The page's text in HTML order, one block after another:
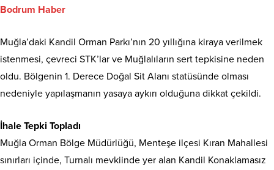
Bodrum Haber
Muğla’daki Kandil Orman Parkı’nın 20 yıllığına kiraya verilmek
istenmesi, çevreci STK’lar ve Muğlalıların sert tepkisine neden
oldu. Bölgenin 1. Derece Doğal Sit Alanı statüsünde olması
nedeniyle yapılaşmanın yasaya aykırı olduğuna dikkat çekildi.
İhale Tepki Topladı
Muğla Orman Bölge Müdürlüğü, Menteşe ilçesi Kıran Mahallesi
sınırları içinde, Turnalı mevkiinde yer alan Kandil Konaklamasız